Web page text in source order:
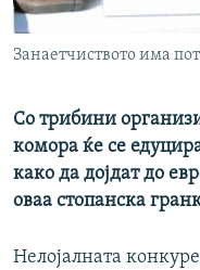
РСЕ веб страници
Занаетчиството има
Со трибини
комора ќе се
како да дојдат до
оваа стопанска
Нелојалната